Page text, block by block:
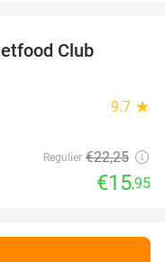
Club
9.7 star
Regulier €22,25
€15,95